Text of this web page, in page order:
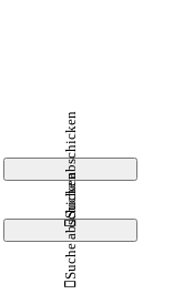
Suche abschicken
Suche abschicken